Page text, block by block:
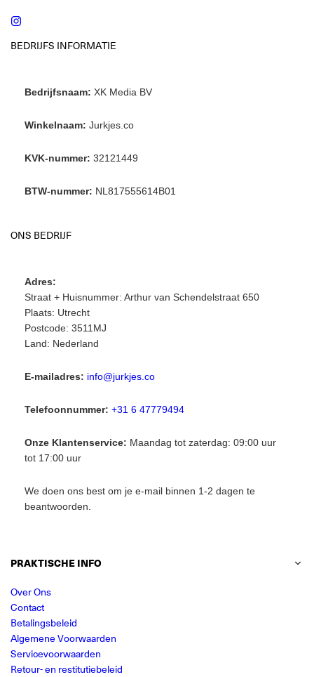
BEDRIJFS INFORMATIE
Bedrijfsnaam: XK Media BV
Winkelnaam: Jurkjes.co
KVK-nummer: 32121449
BTW-nummer: NL817555614B01
ONS BEDRIJF
Adres:
Straat + Huisnummer: Arthur van Schendelstraat 650
Plaats: Utrecht
Postcode: 3511MJ
Land: Nederland
E-mailadres: info@jurkjes.co
Telefoonnummer: +31 6 47779494
Onze Klantenservice: Maandag tot zaterdag: 09:00 uur
tot 17:00 uur
We doen ons best om je e-mail binnen 1-2 dagen te
beantwoorden.
PRAKTISCHE INFO
Over Ons
Contact
Betalingsbeleid
Algemene Voorwaarden
Servicevoorwaarden
Retour- en restitutiebeleid